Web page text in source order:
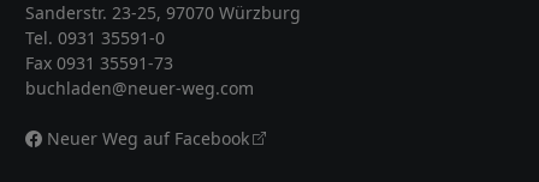
Sanderstr. 23-25, 97070 Würzburg
Tel. 0931 35591-0
Fax 0931 35591-73
buchladen@neuer-weg.com
Neuer Weg auf Facebook